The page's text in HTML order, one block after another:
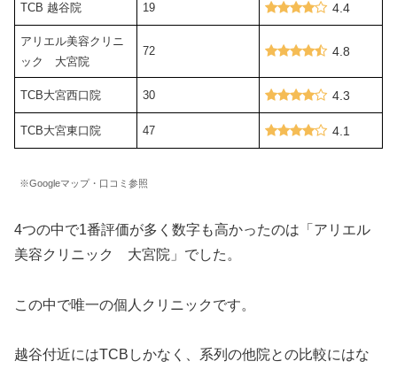
TCB 越谷院 19 4.4
アリエル美容クリニ
ック 大宮院
72 4.8
TCB大宮西口院 30 4.3
TCB大宮東口院 47 4.1
※Googleマップ・口コミ参照
4つの中で1番評価が多く数字も高かったのは「アリエル
美容クリニック 大宮院」でした。
この中で唯一の個人クリニックです。
越谷付近にはTCBしかなく、系列の他院との比較にはな